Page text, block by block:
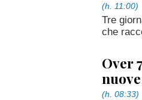
(h. 11:00)
Tre
che
Over
(h. 08:33)